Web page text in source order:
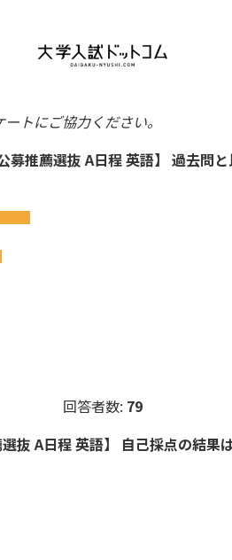
トにご協力ください。
募推薦選抜 A日程 英語】 過去問
回答者数: 79
選抜 A日程 英語】 自己採点の結果